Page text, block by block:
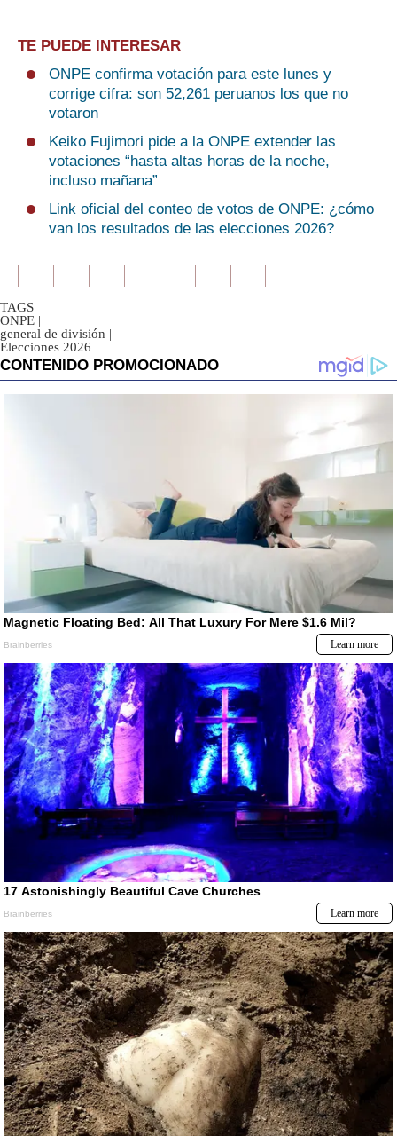
TE PUEDE INTERESAR
ONPE confirma votación para este lunes y
corrige cifra: son 52,261 peruanos los que no
votaron
Keiko Fujimori pide a la ONPE extender las
votaciones “hasta altas horas de la noche,
incluso mañana”
Link oficial del conteo de votos de ONPE: ¿cómo
van los resultados de las elecciones 2026?
TAGS
ONPE |
general de división |
Elecciones 2026